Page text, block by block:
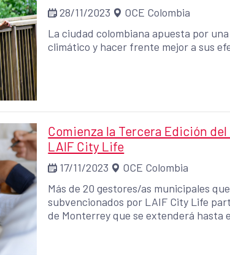
28/11/2023
OCE Colombia
La ciudad colombiana apuesta por
climático y hacer frente mejor a sus
Comienza la Tercera Edición
LAIF City Life
17/11/2023
OCE Colombia
Más de 20 gestores/as municipales
subvencionados por LAIF City Life
de Monterrey que se extenderá hasta